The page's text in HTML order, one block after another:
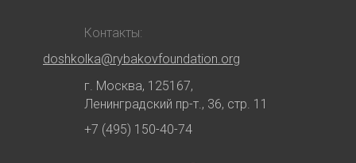
г. Москва, 125167,
Ленинградский пр-т., 36, стр. 11
Контакты:
doshkolka@rybakovfoundation.org
+7 (495) 150-40-74